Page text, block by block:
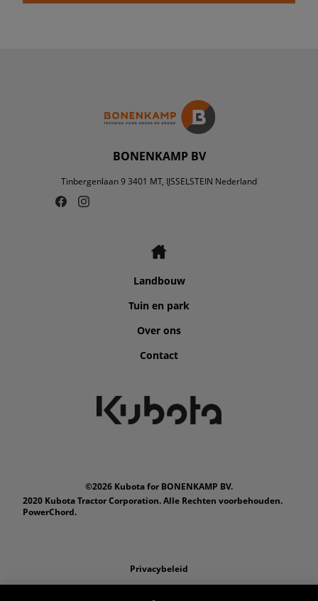
BONENKAMP BV
Tinbergenlaan 9 3401 MT, IJSSELSTEIN Nederland
Landbouw
Tuin en park
Over ons
Contact
©2026 Kubota for BONENKAMP BV.
2020 Kubota Tractor Corporation. Alle Rechten voorbehouden.
PowerChord.
Privacybeleid